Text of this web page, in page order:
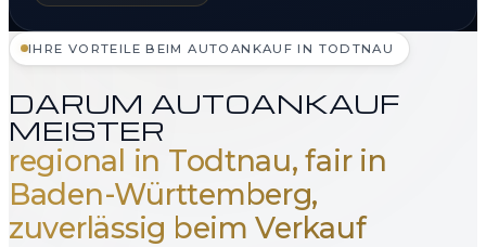
IHRE VORTEILE BEIM AUTOANKAUF IN TODTNAU
DARUM AUTOANKAUF
MEISTER
regional in Todtnau, fair in
Baden-Württemberg,
zuverlässig beim Verkauf